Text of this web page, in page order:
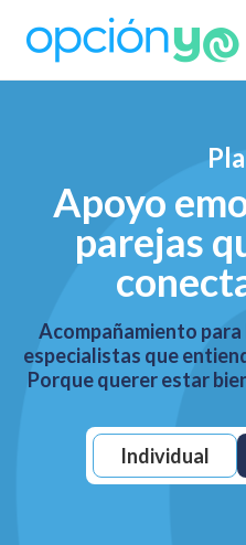
Apoyo
parejas
Acompañamiento para
especialistas que
Porque querer estar
Individual